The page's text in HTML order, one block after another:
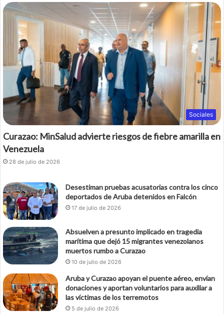
Sociales
Curazao: MinSalud advierte riesgos de fiebre amarilla en
Venezuela
28 de julio de 2026
Desestiman pruebas acusatorias contra los cinco
deportados de Aruba detenidos en Falcón
17 de julio de 2026
Absuelven a presunto implicado en tragedia
marítima que dejó 15 migrantes venezolanos
muertos rumbo a Curazao
10 de julio de 2026
Aruba y Curazao apoyan el puente aéreo, envían
donaciones y aportan voluntarios para auxiliar a
las víctimas de los terremotos
5 de julio de 2026